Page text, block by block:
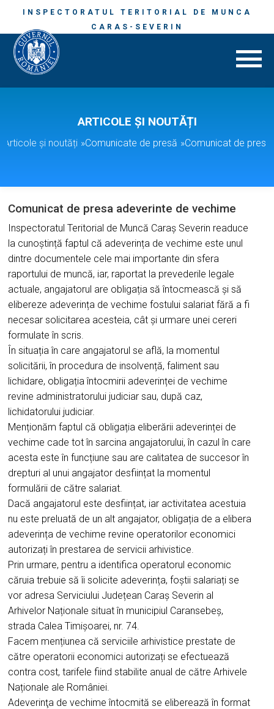
INSPECTORATUL TERITORIAL DE MUNCA
CARAS-SEVERIN
ARTICOLE ȘI NOUTĂȚI
Articole și noutăți »Comunicate de presă »Comunicat de
Comunicat de presa adeverinte de vechime
Inspectoratul Teritorial de Muncă Caraș Severin readuce
la cunoștință faptul că adeverința de vechime este unul
dintre documentele cele mai importante din sfera
raportului de muncă, iar, raportat la prevederile legale
actuale, angajatorul are obligația să întocmească și să
elibereze adeverința de vechime fostului salariat fără a fi
necesar solicitarea acesteia, cât și urmare unei cereri
formulate în scris.
În situația în care angajatorul se află, la momentul
solicitării, în procedura de insolvență, faliment sau
lichidare, obligația întocmirii adeverinței de vechime
revine administratorului judiciar sau, după caz,
lichidatorului judiciar.
Menționăm faptul că obligația eliberării adeverinței de
vechime cade tot în sarcina angajatorului, în cazul în care
acesta este în funcțiune sau are calitatea de succesor în
drepturi al unui angajator desființat la momentul
formulării de către salariat.
Dacă angajatorul este desființat, iar activitatea acestuia
nu este preluată de un alt angajator, obligația de a elibera
adeverința de vechime revine operatorilor economici
autorizați în prestarea de servicii arhivistice.
Prin urmare, pentru a identifica operatorul economic
căruia trebuie să îi solicite adeverința, foștii salariați se
vor adresa Serviciului Județean Caraș Severin al
Arhivelor Naționale situat în municipiul Caransebeș,
strada Calea Timișoarei, nr. 74.
Facem mențiunea că serviciile arhivistice prestate de
către operatorii economici autorizați se efectuează
contra cost, tarifele fiind stabilite anual de către Arhivele
Naționale ale României.
Adeverinţa de vechime întocmită se eliberează în format